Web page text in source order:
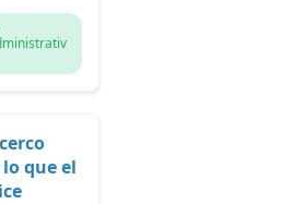
que el